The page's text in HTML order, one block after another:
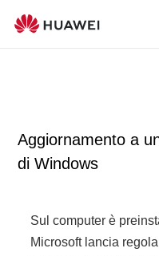
Aggiornamento a
di Windows
Sul computer è
Microsoft lancia